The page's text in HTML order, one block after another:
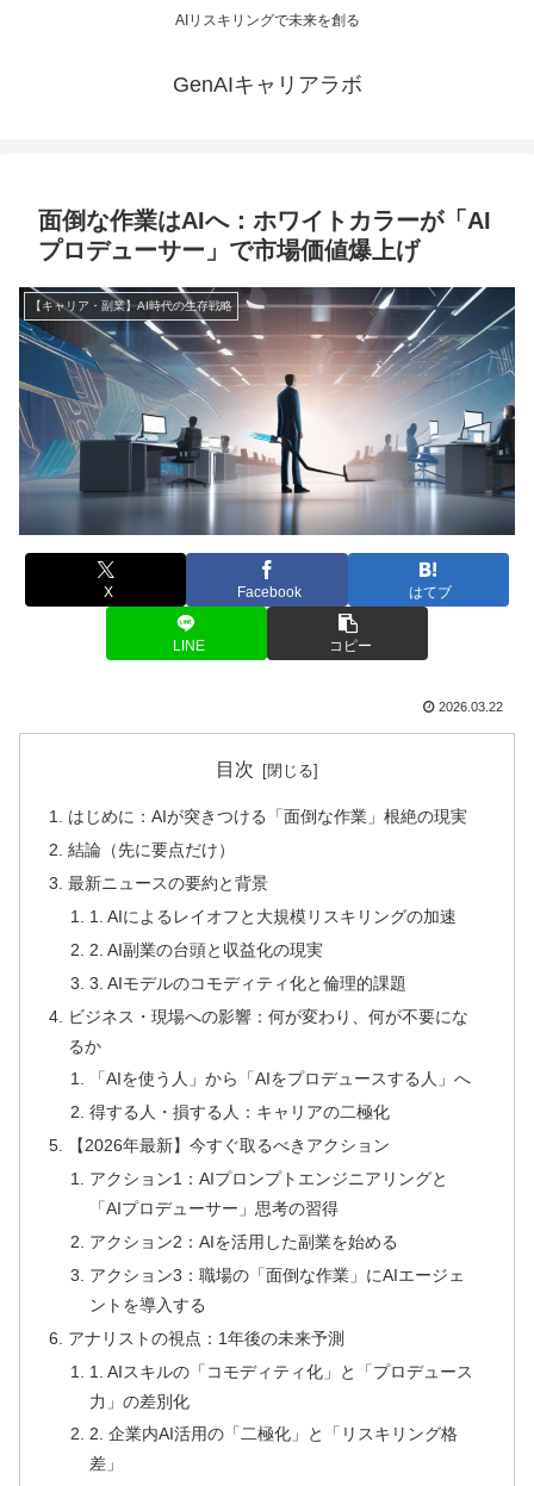
AIリスキリングで未来を創る
GenAIキャリアラボ
面倒な作業はAIへ：ホワイトカラーが「AI
プロデューサー」で市場価値爆上げ
【キャリア・副業】AI時代の生存戦略
X Facebook はてブ
LINE コピー
2026.03.22
目次
はじめに：AIが突きつける「面倒な作業」根絶の現実
結論（先に要点だけ）
最新ニュースの要約と背景
1. AIによるレイオフと大規模リスキリングの加速
2. AI副業の台頭と収益化の現実
3. AIモデルのコモディティ化と倫理的課題
ビジネス・現場への影響：何が変わり、何が不要にな
るか
「AIを使う人」から「AIをプロデュースする人」へ
得する人・損する人：キャリアの二極化
【2026年最新】今すぐ取るべきアクション
アクション1：AIプロンプトエンジニアリングと
「AIプロデューサー」思考の習得
アクション2：AIを活用した副業を始める
アクション3：職場の「面倒な作業」にAIエージェ
ントを導入する
アナリストの視点：1年後の未来予測
1. AIスキルの「コモディティ化」と「プロデュース
力」の差別化
2. 企業内AI活用の「二極化」と「リスキリング格
差」